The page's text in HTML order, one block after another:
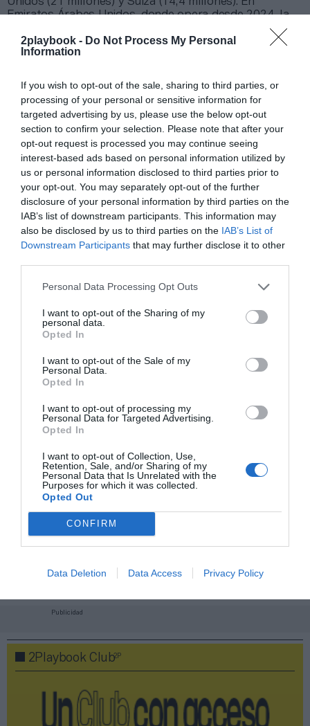
2playbook - Do Not Process My Personal
Information
If you wish to opt-out of the sale, sharing to third parties, or
processing of your personal or sensitive information for
targeted advertising by us, please use the below opt-out
section to confirm your selection. Please note that after your
opt-out request is processed you may continue seeing
interest-based ads based on personal information utilized by
us or personal information disclosed to third parties prior to
your opt-out. You may separately opt-out of the further
disclosure of your personal information by third parties on the
IAB’s list of downstream participants. This information may
also be disclosed by us to third parties on the IAB’s List of
Downstream Participants that may further disclose it to other
Personal Data Processing Opt Outs
I want to opt-out of the Sharing of my
personal data.
Opted In
I want to opt-out of the Sale of my
Personal Data.
Opted In
I want to opt-out of processing my
Personal Data for Targeted Advertising.
Opted In
I want to opt-out of Collection, Use,
Retention, Sale, and/or Sharing of my
Personal Data that Is Unrelated with the
Purposes for which it was collected.
Opted Out
CONFIRM
Data Deletion Data Access Privacy Policy
Emiratos Árabes Unidos, donde opera desde 2024, la
cadena ingresó medio millón de libras en el semestre.
El grupo británico, controlado por Leonard Green &
Partners y KKR, mantiene una estrategia de crecimiento
maduros y expandirse con franquicias en Estados
Unidos y Emiratos Árabes Unidos. Su hoja de ruta
contempla la
apertura de 60 establecimientos
entre
Reino Unido, Estados Unidos y Suiza
durante 2026.
Intelligence 2P
es la unidad de estrategia e
inteligencia de mercado de 2Playbook, cuya plataforma
de datos monitoriza en tiempo real el negocio de medio
centenar de cadenas de gimnasios, para analizar y
comparar el rendimiento anual de las compañías en sus
distintas líneas de actividad.
La plataforma incluye un geolocalizador con más de
Francia, categorizados por cadena, ubicación, segmento
información, contacta con nosotros en
intelligence@2playbook.com
Añadir2Playbookcomo fuente preferida de Google
de forma gratuita
Mantente informado con las últimas noticias de actualidad.
Compartir
Imprimir
Publicidad
2Playbook Club2P